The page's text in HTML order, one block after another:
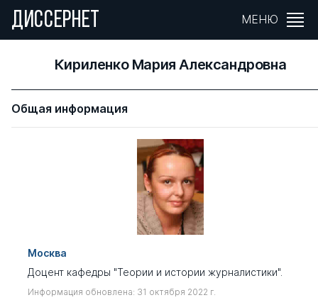
ДИССЕРНЕТ МЕНЮ
Кириленко Мария Александровна
Общая информация
Москва
Доцент кафедры "Теории и истории журналистики".
Информация обновлена: 31 октября 2022 г.